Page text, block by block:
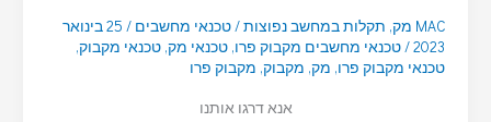
MAC מק , תקלות במחשב נפוצות/טכנאי מחשבים /
25 בינואר
2023
/טכנאי מחשבים מקבוק פרו, טכנאי מק, טכנאי מקבוק,
טכנאי מקבוק פרו, מק, מקבוק, מקבוק פרו
אנא דרגו אותנו